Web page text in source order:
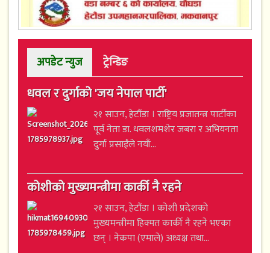
अपडेट न्युज ट्रेन्डिङ
धवल र दुर्गाको 'जय नेपाल पार्टी'
२१ साउन, हेटौंडा । राष्ट्रिय प्रजातन्त्र पार्टीका
पूर्व नेता डा. धवलशमशेर जबरा र अभियनता
दुर्गा प्रसाईंले नयाँ...
कोशीको मुख्यमन्त्रीमा कार्की नै रहने
२१ साउन, हेटौंडा । कोशी प्रदेशको
मुख्यमन्त्रीमा हिक्मत कार्की नै रहने भएका
छन् । नेकपा (एमाले) अध्यक्ष तथा...